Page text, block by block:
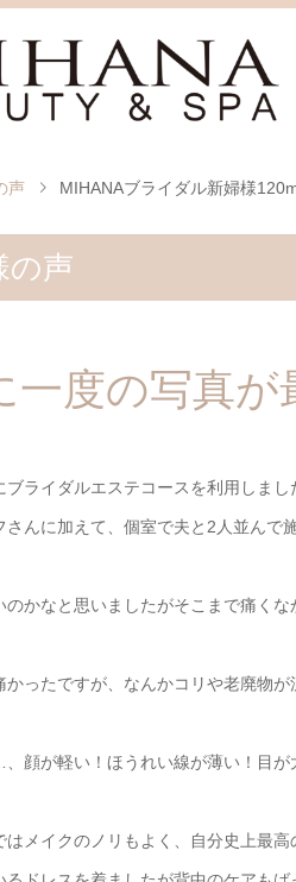
声 MIHANAブライダル新婦様
の声
一度の写真が
ライダルエステコースを利用しまし
さんに加えて、個室で夫と2人並んで
のかなと思いましたがそこまで痛く
ったですが、なんかコリや老廃物が
顔が軽い！ほうれい線が薄い！目が
はメイクのノリもよく、自分史上最高